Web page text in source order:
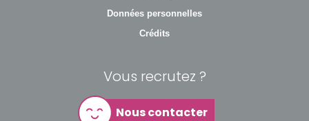
Données personnelles
Crédits
Vous recrutez ?
Nous contacter